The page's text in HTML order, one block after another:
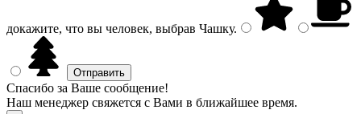
докажите, что вы человек, выбрав Чашку.
Спасибо за Ваше сообщение!
Наш менеджер свяжется с Вами в ближайшее время.